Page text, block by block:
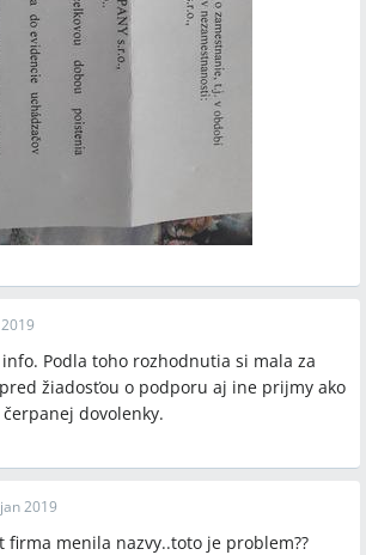
Podla toho rozhodnutia si mala za
žiadosťou o podporu aj ine prijmy ako
dovolenky.
2019
firma menila nazvy..toto je problem??